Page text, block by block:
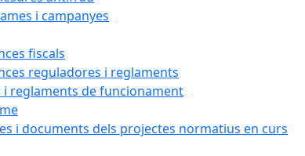
i campanyes
fiscals
reguladores i reglaments
i reglaments de funcionament
i documents dels projectes normatius en curs